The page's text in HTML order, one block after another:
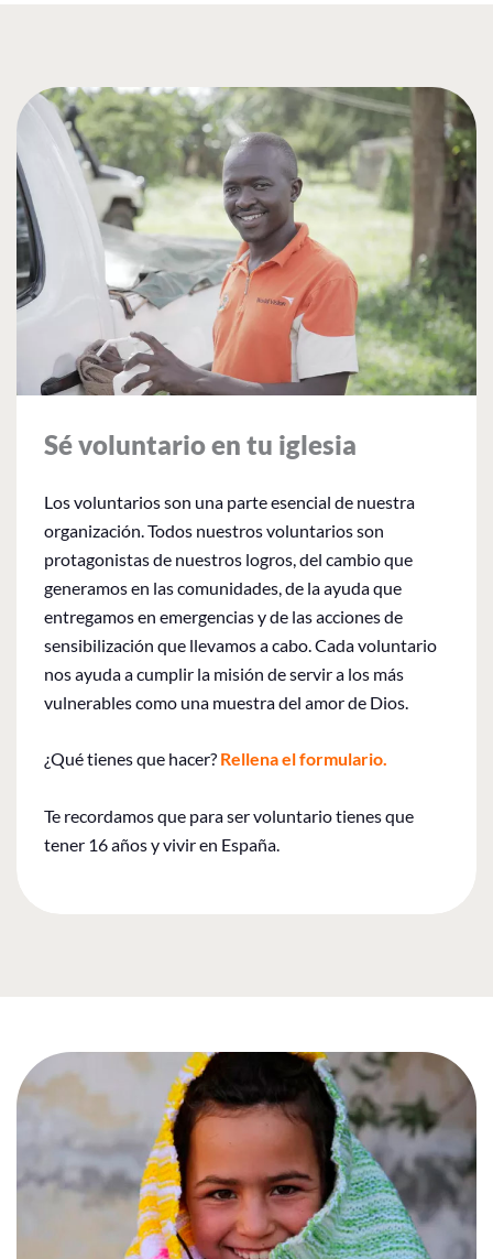
Sé voluntario en tu iglesia
Los voluntarios son una parte esencial de nuestra
organización. Todos nuestros voluntarios son
protagonistas de nuestros logros, del cambio que
generamos en las comunidades, de la ayuda que
entregamos en emergencias y de las acciones de
sensibilización que llevamos a cabo. Cada voluntario
nos ayuda a cumplir la misión de servir a los más
vulnerables como una muestra del amor de Dios.
¿Qué tienes que hacer? Rellena el formulario.
Te recordamos que para ser voluntario tienes que
tener 16 años y vivir en España.